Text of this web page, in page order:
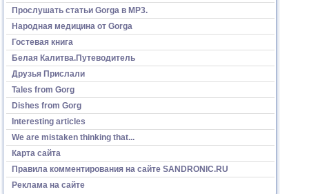
Прослушать статьи Gorga в МР3.
Народная медицина от Gorga
Гостевая книга
Белая Калитва.Путеводитель
Друзья Прислали
Tales from Gorg
Dishes from Gorg
Interesting articles
We are mistaken thinking that...
Карта сайта
Правила комментирования на сайте SANDRONIC.RU
Реклама на сайте